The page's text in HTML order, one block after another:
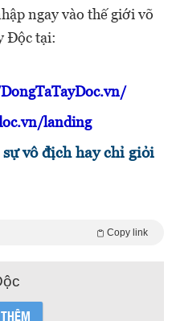
ngay vào thế giới võ
Độc tại:
landing
vô địch hay chỉ giỏi
Copy link